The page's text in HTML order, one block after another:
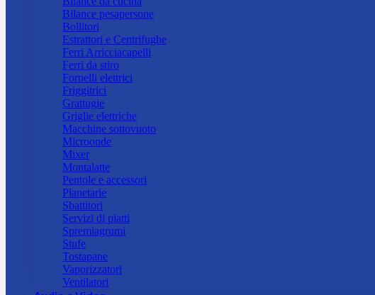
Bilance pesapersone
Bollitori
Estrattori e Centrifughe
Ferri Arricciacapelli
Ferri da stiro
Fornelli elettrici
Friggitrici
Grattugie
Griglie elettriche
Macchine sottovuoto
Microonde
Mixer
Montalatte
Pentole e accessori
Planetarie
Sbattitori
Servizi di piatti
Spremiagrumi
Stufe
Tostapane
Vaporizzatori
Ventilatori